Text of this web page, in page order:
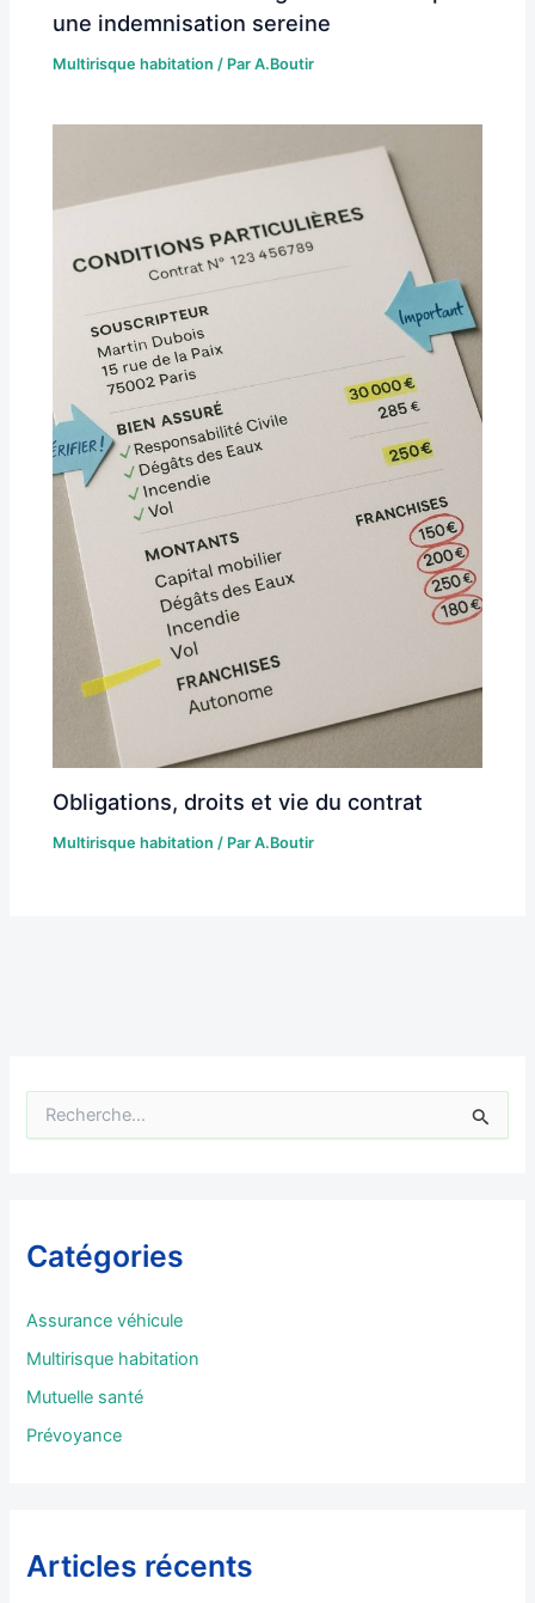
une indemnisation sereine
Multirisque habitation / ParA.Boutir
Obligations, droits et vie du contrat
Multirisque habitation / ParA.Boutir
e
c
r
Catégories
Assurance véhicule
Multirisque habitation
Mutuelle santé
Prévoyance
Articles récents